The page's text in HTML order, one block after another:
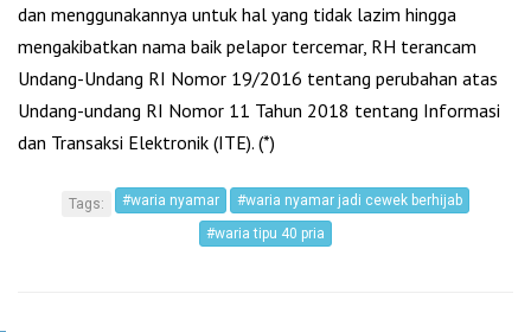
dan menggunakannya untuk hal yang tidak lazim hingga
mengakibatkan nama baik pelapor tercemar, RH terancam
Undang-Undang RI Nomor 19/2016 tentang perubahan atas
Undang-undang RI Nomor 11 Tahun 2018 tentang Informasi
dan Transaksi Elektronik (ITE). (*)
Tags: #waria nyamar
#waria nyamar jadi cewek berhijab
#waria tipu 40 pria